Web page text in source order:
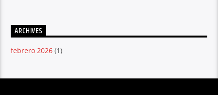
ARCHIVES
febrero 2026 (1)